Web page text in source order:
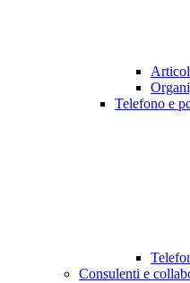
Telefono e
Consulenti e